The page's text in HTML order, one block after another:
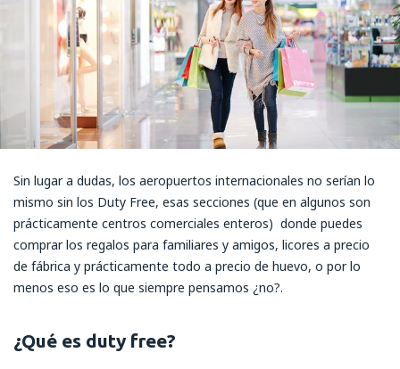
Sin lugar a dudas, los aeropuertos internacionales no serían lo
mismo sin los Duty Free, esas secciones (que en algunos son
prácticamente centros comerciales enteros) donde puedes
comprar los regalos para familiares y amigos, licores a precio
de fábrica y prácticamente todo a precio de huevo, o por lo
menos eso es lo que siempre pensamos ¿no?.
¿Qué es duty free?